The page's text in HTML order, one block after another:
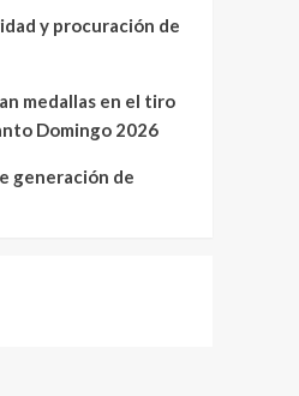
y procuración de
medallas en el tiro
Domingo 2026
generación de